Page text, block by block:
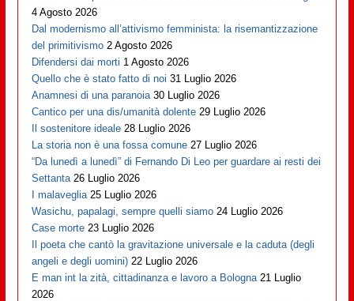
4 Agosto 2026
Dal modernismo all’attivismo femminista: la risemantizzazione
del primitivismo 2 Agosto 2026
Difendersi dai morti 1 Agosto 2026
Quello che è stato fatto di noi 31 Luglio 2026
Anamnesi di una paranoia 30 Luglio 2026
Cantico per una dis/umanità dolente 29 Luglio 2026
Il sostenitore ideale 28 Luglio 2026
La storia non è una fossa comune 27 Luglio 2026
“Da lunedì a lunedì” di Fernando Di Leo per guardare ai resti dei
Settanta 26 Luglio 2026
I malaveglia 25 Luglio 2026
Wasichu, papalagi, sempre quelli siamo 24 Luglio 2026
Case morte 23 Luglio 2026
Il poeta che cantò la gravitazione universale e la caduta (degli
angeli e degli uomini) 22 Luglio 2026
E man int la zità, cittadinanza e lavoro a Bologna 21 Luglio
2026